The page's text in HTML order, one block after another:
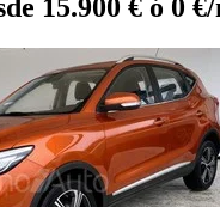
15.900 € ó 0 €/